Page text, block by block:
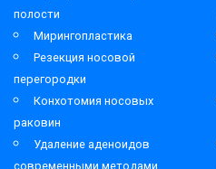
полости
Мирингопластика
Резекция носовой
перегородки
Конхотомия носовых
раковин
Удаление аденоидов
современными методами